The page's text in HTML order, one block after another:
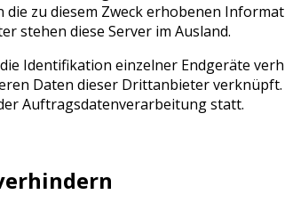
zu diesem Zweck erhobenen
stehen diese Server im Ausland.
Identifikation einzelner Endgeräte
Daten dieser Drittanbieter
Auftragsdatenverarbeitung statt.